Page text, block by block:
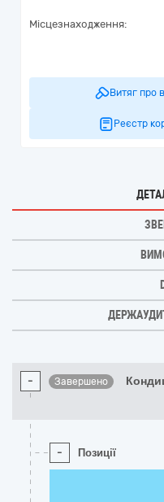
Місцезнаходження:
Витяг про
Реєстр
- Завершено
- Позиції